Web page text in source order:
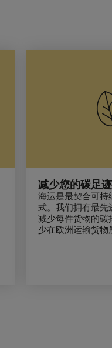
减少您的碳足迹
海运是最契合可持
式。我们拥有最先
减少每件货物的碳
少在欧洲运输货物